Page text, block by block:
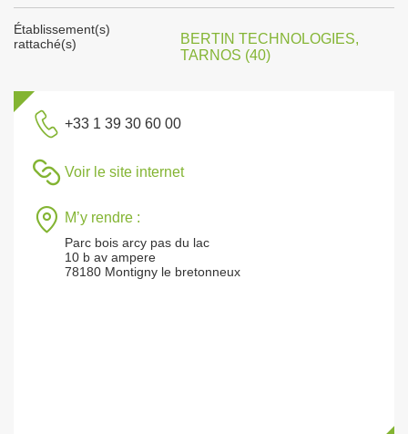
Établissement(s)
rattaché(s)
BERTIN TECHNOLOGIES,
TARNOS (40)
+33 1 39 30 60 00
Voir le site internet
M’y rendre :
Parc bois arcy pas du lac
10 b av ampere
78180 Montigny le bretonneux